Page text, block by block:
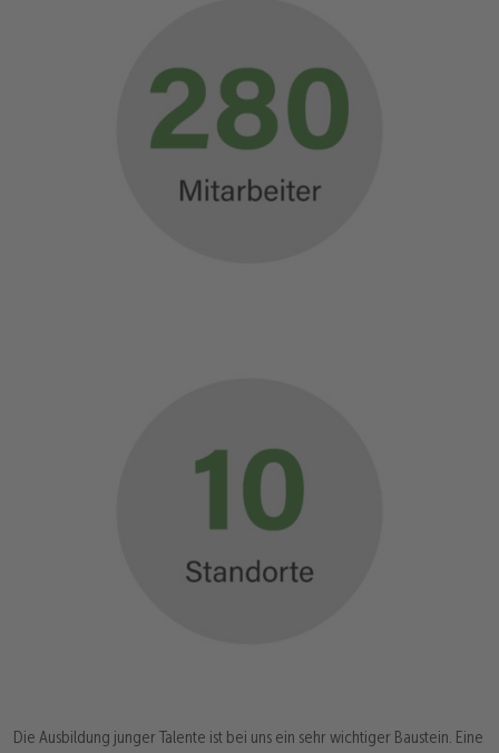
Die Ausbildung junger Talente ist bei uns ein sehr wichtiger Baustein. Eine